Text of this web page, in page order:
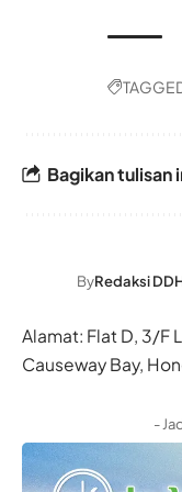
Bagikan tulisan
ByRedaksi
Alamat: Flat D, 3/F
Causeway Bay,
-